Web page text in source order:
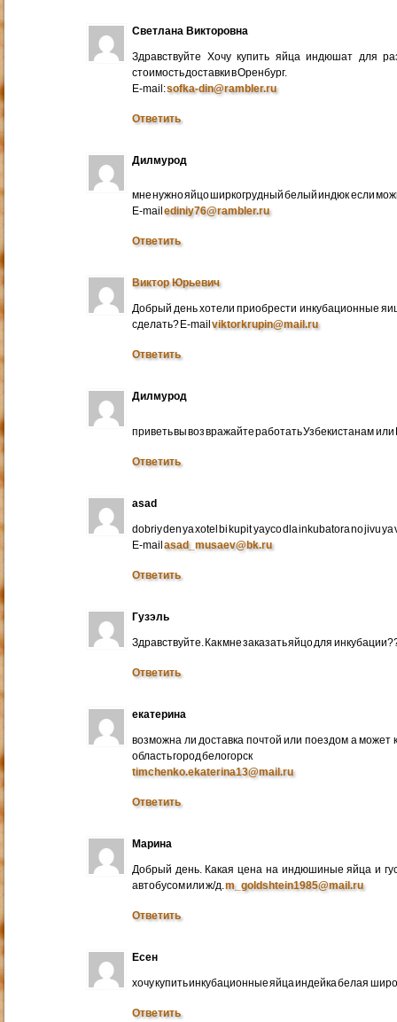
Светлана Викторовна
Здравствуйте Хочу купить яйца индюшат для
стоимость доставки в Оренбург.
E-mail:sofka-din@rambler.ru
Ответить
Дилмурод
мне нужно яйцо ширкогрудный белый индюк если
E-mailediniy76@rambler.ru
Ответить
Виктор Юрьевич
Добрый день хотели приобрести инкубационные
сделать? E-mailviktorkrupin@mail.ru
Ответить
Дилмурод
приветь вы воз вражайте работать Узбекистанам
Ответить
asad
dobriy den ya xotel bi kupit yayco dla inkubatora no jivu ya
E-mailasad_musaev@bk.ru
Ответить
Гузэль
Здравствуйте. Как мне заказать яйцо для
Ответить
екатерина
возможна ли доставка почтой или поездом а
область город белогорск
timchenko.ekaterina13@mail.ru
Ответить
Марина
Добрый день. Какая цена на индюшиные яйца и
автобусом или ж/д.m_goldshtein1985@mail.ru
Ответить
Есен
хочу купить инкубационные яйца индейка белая
Ответить